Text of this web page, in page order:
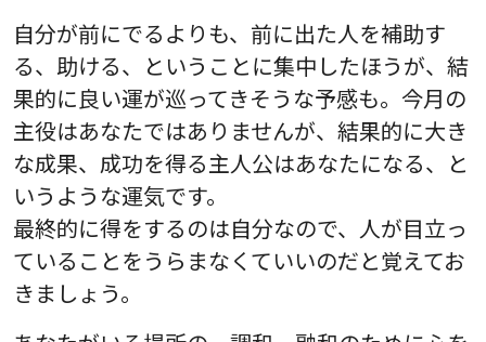
自分が前にでるよりも、前に出た人を補助す
る、助ける、ということに集中したほうが、結
果的に良い運が巡ってきそうな予感も。今月の
主役はあなたではありませんが、結果的に大き
な成果、成功を得る主人公はあなたになる、と
いうような運気です。
最終的に得をするのは自分なので、人が目立っ
ていることをうらまなくていいのだと覚えてお
きましょう。